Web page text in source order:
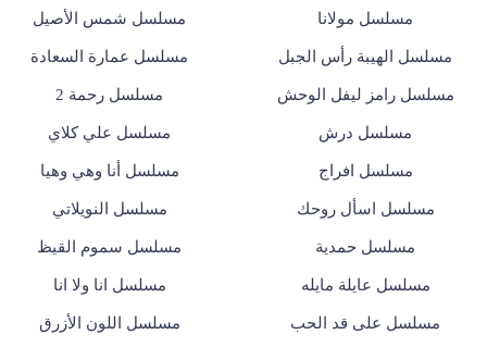
مسلسل مولانا مسلسل شمس الأصيل
مسلسل الهيبة رأس الجبل مسلسل عمارة السعادة
مسلسل رامز ليفل الوحش مسلسل رحمة 2
مسلسل درش مسلسل علي كلاي
مسلسل افراج مسلسل أنا وهي وهيا
مسلسل اسأل روحك مسلسل النويلاتي
مسلسل حمدية مسلسل سموم القيظ
مسلسل عايلة مايله مسلسل انا ولا انا
مسلسل على قد الحب مسلسل اللون الأزرق